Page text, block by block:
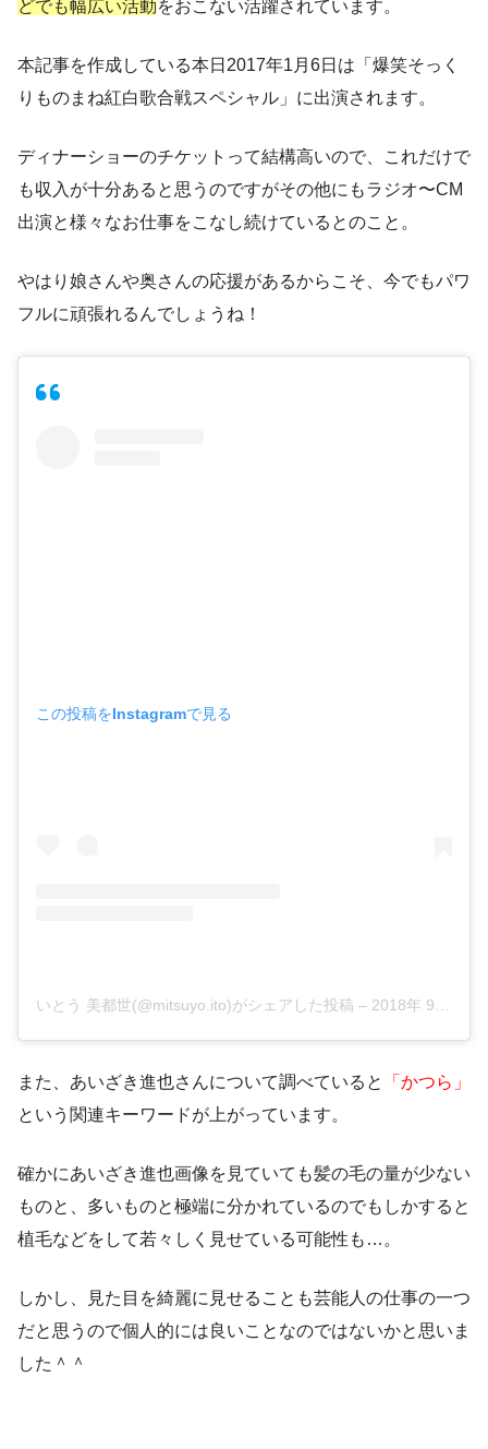
どでも幅広い活動をおこない活躍されています。
本記事を作成している本日2017年1月6日は 「爆笑そっく
りものまね紅白歌合戦スペシャル」に出演されます。
ディナーショーのチケットって結構高いので、これだけで
も収入が十分あると思うのですがその他にもラジオ〜CM
出演と様々なお仕事をこなし続けているとのこと。
やはり娘さんや奥さんの応援があるからこそ、今でもパワ
フルに頑張れるんでしょうね！
この投稿をInstagramで見る
いとう 美都世(@mitsuyo.ito)がシェアした投稿 – 2018年 9月月26日午後9時44分PDT
また、あいざき進也さんについて調べていると
「かつら」
という関連キーワードが上がっています。
確かにあいざき進也画像を見ていても髪の毛の量が少ない
ものと、多いものと極端に分かれているのでもしかすると
植毛などをして若々しく見せている可能性も…。
しかし、見た目を綺麗に見せることも芸能人の仕事の一つ
だと思うので個人的には良いことなのではないかと思いま
した＾＾